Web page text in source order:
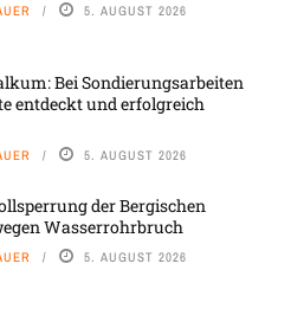
5. AUGUST 2026
Bei Sondierungsarbeiten
entdeckt und erfolgreich
5. AUGUST 2026
der Bergischen
Wasserrohrbruch
5. AUGUST 2026